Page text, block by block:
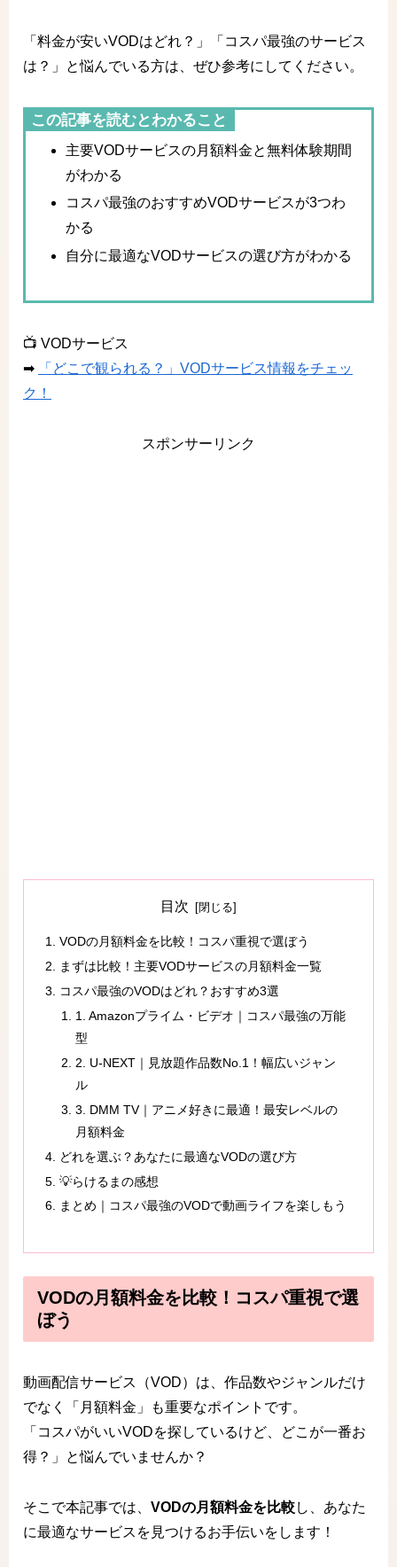
「料金が安いVODはどれ？」「コスパ最強のサービス
は？」と悩んでいる方は、ぜひ参考にしてください。
この記事を読むとわかること
主要VODサービスの月額料金と無料体験期間
がわかる
コスパ最強のおすすめVODサービスが3つわ
かる
自分に最適なVODサービスの選び方がわかる
📺 VODサービス
➡
「どこで観られる？」VODサービス情報をチェッ
ク！
スポンサーリンク
目次
VODの月額料金を比較！コスパ重視で選ぼう
まずは比較！主要VODサービスの月額料金一覧
コスパ最強のVODはどれ？おすすめ3選
1. Amazonプライム・ビデオ｜コスパ最強の万能
型
2. U-NEXT｜見放題作品数No.1！幅広いジャン
ル
3. DMM TV｜アニメ好きに最適！最安レベルの
月額料金
どれを選ぶ？あなたに最適なVODの選び方
💡らけるまの感想
まとめ｜コスパ最強のVODで動画ライフを楽しもう
VODの月額料金を比較！コスパ重視で選
ぼう
動画配信サービス（VOD）は、作品数やジャンルだけ
でなく「月額料金」も重要なポイントです。
「コスパがいいVODを探しているけど、どこが一番お
得？」と悩んでいませんか？
そこで本記事では、 VODの月額料金を比較し、あなた
に最適なサービスを見つけるお手伝いをします！